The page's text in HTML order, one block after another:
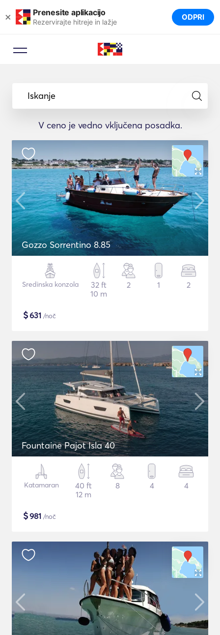
× Prenesite aplikacijo
Rezervirajte hitreje in lažje ODPRI
Iskanje
V ceno je vedno vključena posadka.
Gozzo Sorrentino 8.85
Sredinska konzola
32 ft
10 m
2 1 2
$631 /noč
Fountaine Pajot Isla 40
Katamaran
40 ft
12 m
8 4 4
$981 /noč